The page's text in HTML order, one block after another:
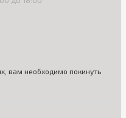
вам необходимо покинуть